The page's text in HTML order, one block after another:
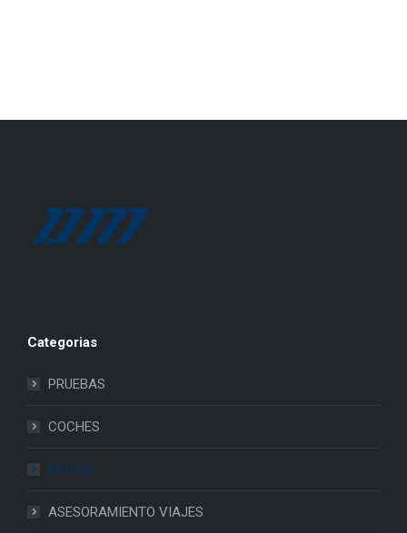
Categorias
PRUEBAS
COCHES
MOTOS
ASESORAMIENTO VIAJES